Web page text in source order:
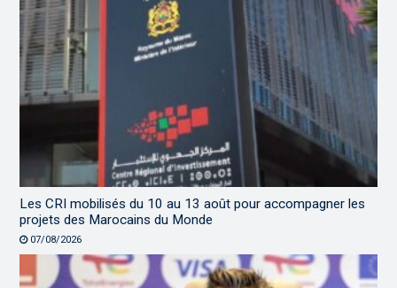
Les CRI mobilisés du 10 au 13 août pour accompagner les
projets des Marocains du Monde
07/08/2026